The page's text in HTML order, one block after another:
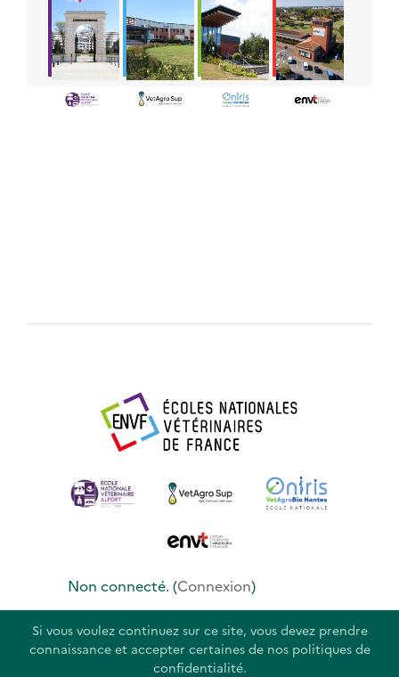
Non connecté. (Connexion)
Fourni parMoodle
Si vous voulez continuez sur ce site, vous devez prendre
connaissance et accepter certaines de nos politiques de
confidentialité.